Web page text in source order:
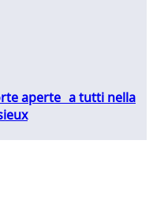
aperte a tutti nella